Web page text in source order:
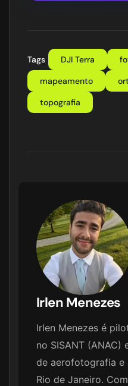
Tags DJI Terra
mapeamento
topografia
Irlen Menezes
Irlen Menezes é
no SISANT
de aerofotografia e
Rio de Janeiro.